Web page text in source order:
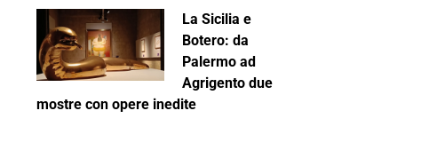
La Sicilia e
Botero: da
Palermo ad
Agrigento due
mostre con opere inedite